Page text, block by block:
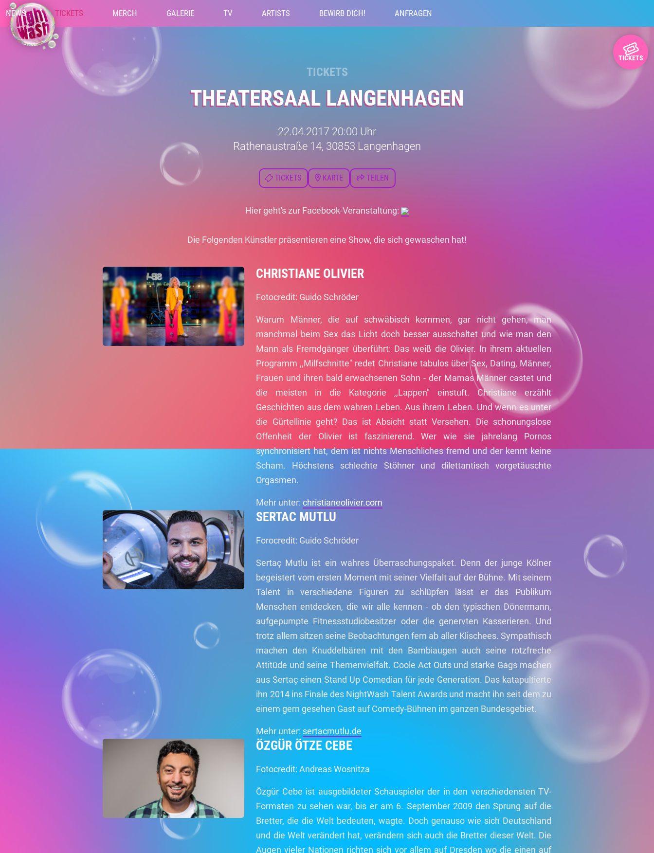
NEWS TICKETS MERCH GALERIE TV ARTISTS BEWIRB DICH! ANFRAGEN
TICKETS
TICKETS
THEATERSAAL LANGENHAGEN
22.04.2017 20:00 Uhr
Rathenaustraße 14, 30853 Langenhagen
TICKETS KARTE TEILEN
Hier geht's zur Facebook-Veranstaltung:
Die Folgenden Künstler präsentieren eine Show, die sich gewaschen hat!
CHRISTIANE OLIVIER
Fotocredit: Guido Schröder
Warum Männer, die auf schwäbisch kommen, gar nicht gehen, man
manchmal beim Sex das Licht doch besser ausschaltet und wie man den
Mann als Fremdgänger überführt: Das weiß die Olivier. In ihrem aktuellen
Programm ,,Milfschnitte" redet Christiane tabulos über Sex, Dating, Männer,
Frauen und ihren bald erwachsenen Sohn - der Mamas Männer castet und
die meisten in die Kategorie ,,Lappen" einstuft. Christiane erzählt
Geschichten aus dem wahren Leben. Aus ihrem Leben. Und wenn es unter
die Gürtellinie geht? Das ist Absicht statt Versehen. Die schonungslose
Offenheit der Olivier ist faszinierend. Wer wie sie jahrelang Pornos
synchronisiert hat, dem ist nichts Menschliches fremd und der kennt keine
Scham. Höchstens schlechte Stöhner und dilettantisch vorgetäuschte
Orgasmen.
Mehr unter:christianeolivier.com
SERTAC MUTLU
Forocredit: Guido Schröder
Sertaç Mutlu ist ein wahres Überraschungspaket. Denn der junge Kölner
begeistert vom ersten Moment mit seiner Vielfalt auf der Bühne. Mit seinem
Talent in verschiedene Figuren zu schlüpfen lässt er das Publikum
Menschen entdecken, die wir alle kennen - ob den typischen Dönermann,
aufgepumpte Fitnessstudiobesitzer oder die genervten Kasserieren. Und
trotz allem sitzen seine Beobachtungen fern ab aller Klischees. Sympathisch
machen den Knuddelbären mit den Bambiaugen auch seine rotzfreche
Attitüde und seine Themenvielfalt. Coole Act Outs und starke Gags machen
aus Sertaç einen Stand Up Comedian für jede Generation. Das katapultierte
ihn 2014 ins Finale des NightWash Talent Awards und macht ihn seit dem zu
einem gern gesehen Gast auf Comedy-Bühnen im ganzen Bundesgebiet.
Mehr unter: sertacmutlu.de
ÖZGÜR ÖTZE CEBE
Fotocredit: Andreas Wosnitza
Özgür Cebe ist ausgebildeter Schauspieler der in den verschiedensten TV-
Formaten zu sehen war, bis er am 6. September 2009 den Sprung auf die
Bretter, die die Welt bedeuten, wagte. Doch genauso wie sich Deutschland
und die Welt verändert hat, verändern sich auch die Bretter dieser Welt. Die
Augen vieler Nationen richten sich vor allem auf Dresden wo die einen auf